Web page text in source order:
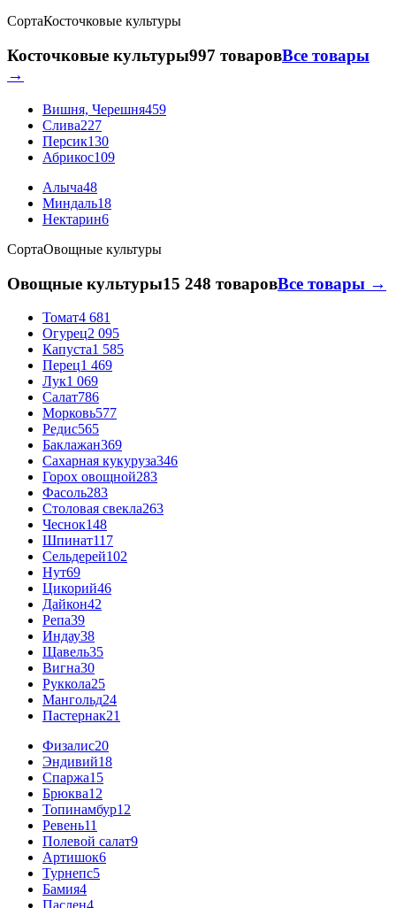
СортаКосточковые культуры
Косточковые культуры997 товаровВсе товары
→
Вишня, Черешня459
Слива227
Персик130
Абрикос109
Алыча48
Миндаль18
Нектарин6
СортаОвощные культуры
Овощные культуры15 248 товаровВсе товары →
Томат4 681
Огурец2 095
Капуста1 585
Перец1 469
Лук1 069
Салат786
Морковь577
Редис565
Баклажан369
Сахарная кукуруза346
Горох овощной283
Фасоль283
Столовая свекла263
Чеснок148
Шпинат117
Сельдерей102
Нут69
Цикорий46
Дайкон42
Репа39
Индау38
Щавель35
Вигна30
Руккола25
Мангольд24
Пастернак21
Физалис20
Эндивий18
Спаржа15
Брюква12
Топинамбур12
Ревень11
Полевой салат9
Артишок6
Турнепс5
Бамия4